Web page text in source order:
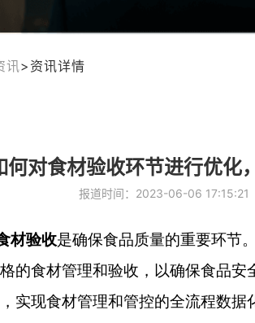
讯>资讯详情
何对食材验收环节进行优化
报道时间：2023-06-06 17:15:21
材验收是确保食品质量的重要环节
的食材管理和验收，以确保食品安
实现食材管理和管控的全流程数据